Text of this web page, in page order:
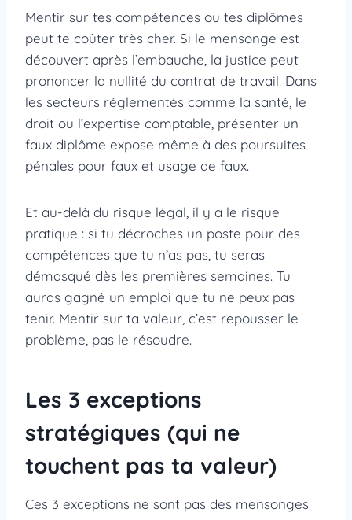
Mentir sur tes compétences ou tes diplômes
peut te coûter très cher. Si le mensonge est
découvert après l’embauche, la justice peut
prononcer la nullité du contrat de travail. Dans
les secteurs réglementés comme la santé, le
droit ou l’expertise comptable, présenter un
faux diplôme expose même à des poursuites
pénales pour faux et usage de faux.
Et au-delà du risque légal, il y a le risque
pratique : si tu décroches un poste pour des
compétences que tu n’as pas, tu seras
démasqué dès les premières semaines. Tu
auras gagné un emploi que tu ne peux pas
tenir. Mentir sur ta valeur, c’est repousser le
problème, pas le résoudre.
Les 3 exceptions
stratégiques (qui ne
touchent pas ta valeur)
Ces 3 exceptions ne sont pas des mensonges